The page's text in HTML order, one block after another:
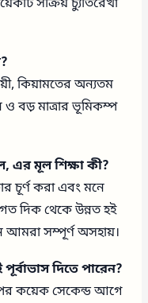
সক্রিয় চ্যুতিরেখা
কিয়ামতের অন্যতম
বড় মাত্রার ভূমিকম্প
এর মূল শিক্ষা কী?
চূর্ণ করা এবং মনে
দিক থেকে উন্নত হই
আমরা সম্পূর্ণ অসহায়।
দিতে পারেন?
কয়েক সেকেন্ড আগে